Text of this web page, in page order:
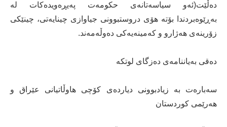
دەڵێت(ئەو سیاسەتانەی حکومەت پەیڕەویدەکات لە
بەڕێوەبردندا بۆتە هۆی دروستبوونی جیاوازی چینایەتی، چینێکی
‌زۆرینەی هەژارو و کەمینەیەکی دەوڵەمەند.
دەقی بەیاننامەی دەزگای لوتكە
سەبارەت بە زیادبوونی دیاردەی کۆچی هاوڵاتیانی عێراق و
هەرێمی کوردستان